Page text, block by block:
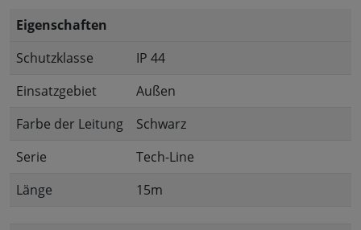
Eigenschaften
Schutzklasse
IP 44
Einsatzgebiet
Außen
Farbe der Leitung
Schwarz
Serie
Tech-Line
Länge
15m